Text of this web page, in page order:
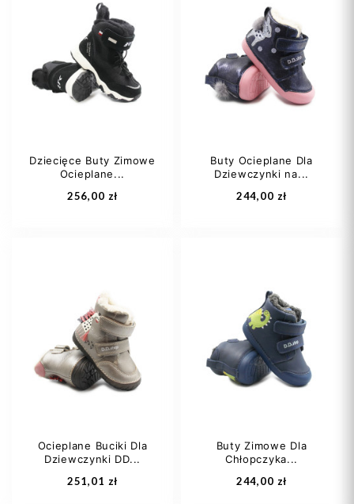
25
Dodaj do koszyka
35 36
Dodaj do koszyka
Dziecięce Buty Zimowe
Ocieplane...
256,00 zł
29
30
32
37
Dodaj do koszyka
Buty Ocieplane Dla
Dziewczynki na...
244,00 zł
21 22
Dodaj do koszyka
Ocieplane Buciki Dla
Dziewczynki DD...
251,01 zł
Buty Zimowe Dla
Chłopczyka...
244,00 zł